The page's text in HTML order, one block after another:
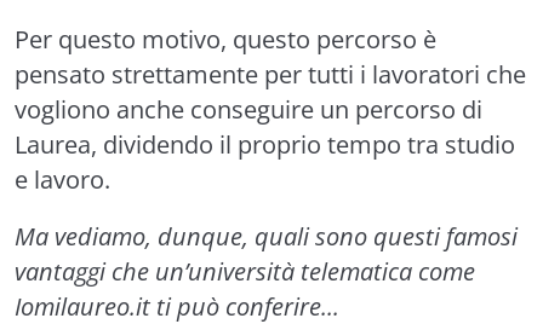
Per questo motivo, questo percorso è
pensato strettamente per tutti i lavoratori che
vogliono anche conseguire un percorso di
Laurea, dividendo il proprio tempo tra studio
e lavoro.
Ma vediamo, dunque, quali sono questi famosi
vantaggi che un’università telematica come
Iomilaureo.it ti può conferire...